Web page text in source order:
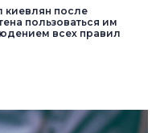
киевлян после
пользоваться им
всех правил